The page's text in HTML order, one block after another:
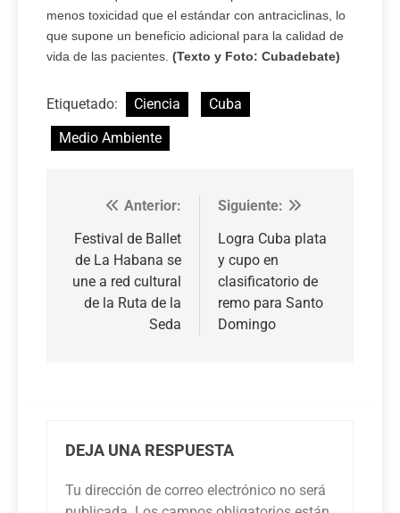
menos toxicidad que el estándar con antraciclinas, lo
que supone un beneficio adicional para la calidad de
vida de las pacientes. (Texto y Foto: Cubadebate)
Etiquetado: Ciencia
Cuba
Medio Ambiente
Navegación
de
entradas
Anterior:
Festival de Ballet
de La Habana se
une a red cultural
de la Ruta de la
Seda
Siguiente:
Logra Cuba plata
y cupo en
clasificatorio de
remo para Santo
Domingo
DEJA UNA RESPUESTA
Tu dirección de correo electrónico no será